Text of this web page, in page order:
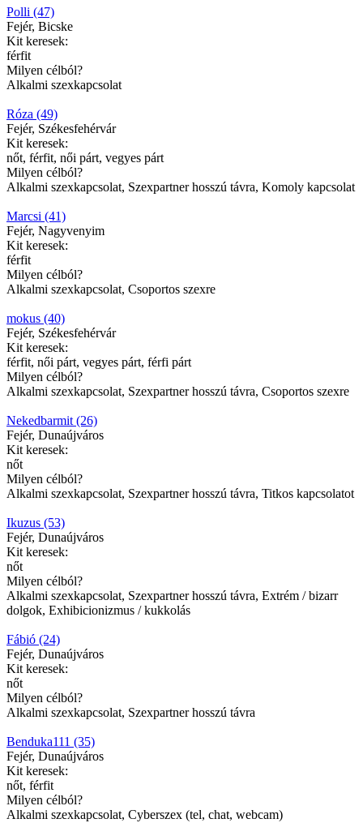
Polli (47)
Fejér, Bicske
Kit keresek:
férfit
Milyen célból?
Alkalmi szexkapcsolat
Róza (49)
Fejér, Székesfehérvár
Kit keresek:
nőt, férfit, női párt, vegyes párt
Milyen célból?
Alkalmi szexkapcsolat, Szexpartner hosszú távra, Komoly kapcsolat
Marcsi (41)
Fejér, Nagyvenyim
Kit keresek:
férfit
Milyen célból?
Alkalmi szexkapcsolat, Csoportos szexre
mokus (40)
Fejér, Székesfehérvár
Kit keresek:
férfit, női párt, vegyes párt, férfi párt
Milyen célból?
Alkalmi szexkapcsolat, Szexpartner hosszú távra, Csoportos szexre
Nekedbarmit (26)
Fejér, Dunaújváros
Kit keresek:
nőt
Milyen célból?
Alkalmi szexkapcsolat, Szexpartner hosszú távra, Titkos kapcsolatot
Ikuzus (53)
Fejér, Dunaújváros
Kit keresek:
nőt
Milyen célból?
Alkalmi szexkapcsolat, Szexpartner hosszú távra, Extrém / bizarr
dolgok, Exhibicionizmus / kukkolás
Fábió (24)
Fejér, Dunaújváros
Kit keresek:
nőt
Milyen célból?
Alkalmi szexkapcsolat, Szexpartner hosszú távra
Benduka111 (35)
Fejér, Dunaújváros
Kit keresek:
nőt, férfit
Milyen célból?
Alkalmi szexkapcsolat, Cyberszex (tel, chat, webcam)